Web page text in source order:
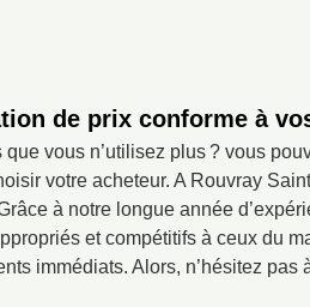
de prix conforme à
vous n’utilisez plus ? vous
votre acheteur. A Rouvray
à notre longue année
et compétitifs à ceux du
immédiats. Alors, n’hésitez pas